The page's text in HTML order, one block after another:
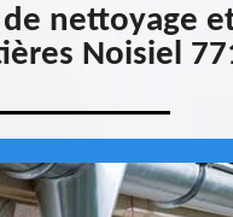
nettoyage
Noisiel